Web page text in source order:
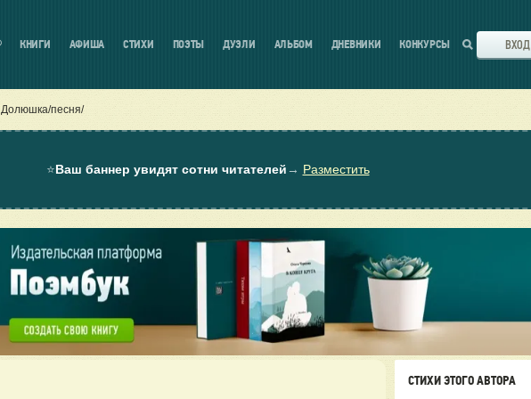
КНИГИ АФИША СТИХИ ПОЭТЫ ДУЭЛИ АЛЬБОМ ДНЕВНИКИ КОНКУРСЫ ВХОД
Долюшка/песня/
⭐Ваш баннер увидят сотни читателей → Разместить
СТИХИ ЭТОГО АВТОРА